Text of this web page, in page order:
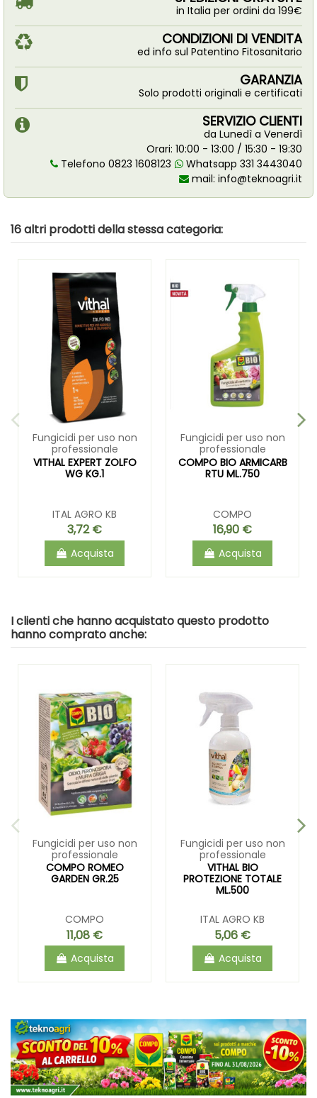
in Italia per ordini da 199€
CONDIZIONI DI VENDITA
ed info sul Patentino Fitosanitario
GARANZIA
Solo prodotti originali e certificati
SERVIZIO CLIENTI
da Lunedì a Venerdì
Orari: 10:00 - 13:00 / 15:30 - 19:30
Telefono 0823 1608123
Whatsapp 331 3443040
mail: info@teknoagri.it
16 altri prodotti della stessa categoria:
Fungicidi per uso non
professionale
VITHAL EXPERT ZOLFO
WG KG.1
ITAL AGRO KB
3,72 €
Acquista
Fungicidi per uso non
professionale
COMPO BIO ARMICARB
RTU ML.750
COMPO
16,90 €
Acquista
I clienti che hanno acquistato questo prodotto
hanno comprato anche:
Fungicidi per uso non
professionale
COMPO ROMEO
GARDEN GR.25
COMPO
11,08 €
Acquista
Fungicidi per uso non
professionale
VITHAL BIO
PROTEZIONE TOTALE
ML.500
ITAL AGRO KB
5,06 €
Acquista